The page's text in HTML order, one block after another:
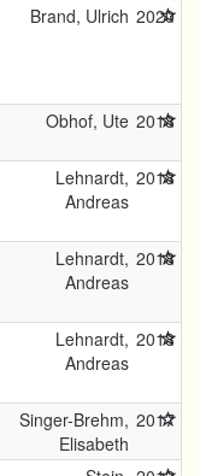
Brand, Ulrich 2020
Obhof, Ute 2018
Lehnardt,
Andreas
2018
Lehnardt,
Andreas
2018
Lehnardt,
Andreas
2018
Singer-Brehm,
Elisabeth
2017